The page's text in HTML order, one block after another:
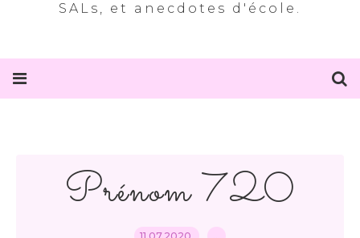
SALs, et anecdotes d'école.
Prénom 720